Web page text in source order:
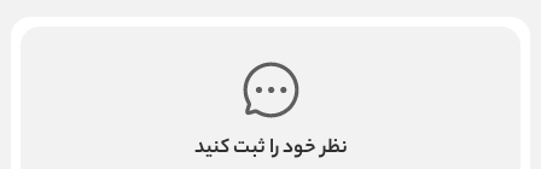
نظر خود را ثبت کنید